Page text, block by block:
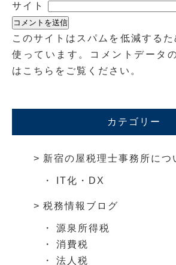
サイト
このサイトはスパムを低減する
使っています。
コメントデータ
はこちらをご覧ください 。
カテゴリー
新宿の屋税理士事務所につ
IT化・DX
税務情報ブログ
源泉所得税
消費税
法人税